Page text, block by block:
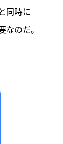
同時に
のだ。